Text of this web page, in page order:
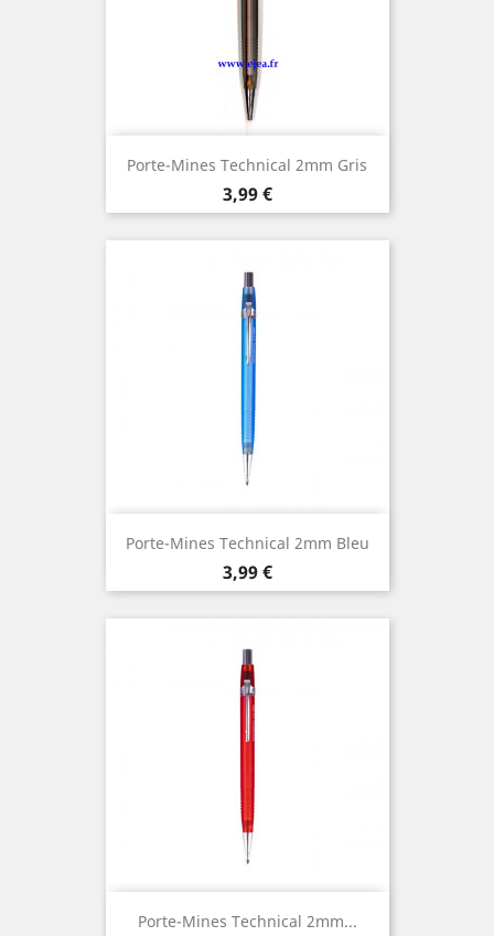
Porte-Mines Technical 2mm Gris
Prix
3,99 €
Porte-Mines Technical 2mm Bleu
Prix
3,99 €
Porte-Mines Technical 2mm...